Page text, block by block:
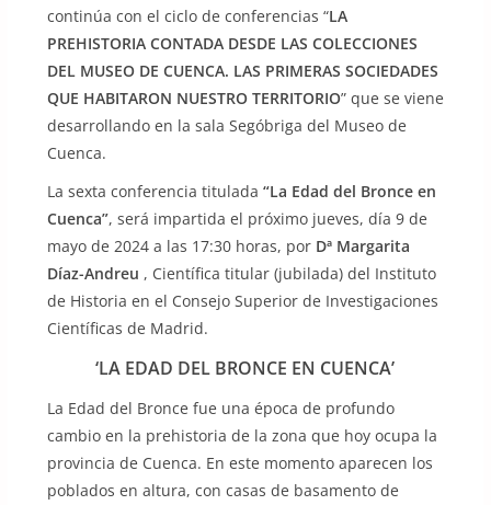
continúa con el ciclo de conferencias “LA
PREHISTORIA CONTADA DESDE LAS COLECCIONES
DEL MUSEO DE CUENCA. LAS PRIMERAS SOCIEDADES
QUE HABITARON NUESTRO TERRITORIO” que se viene
desarrollando en la sala Segóbriga del Museo de
Cuenca.
La sexta conferencia titulada “La Edad del Bronce en
Cuenca”, será impartida el próximo jueves, día 9 de
mayo de 2024 a las 17:30 horas, por Dª Margarita
Díaz-Andreu , Científica titular (jubilada) del Instituto
de Historia en el Consejo Superior de Investigaciones
Científicas de Madrid.
‘LA EDAD DEL BRONCE EN CUENCA’
La Edad del Bronce fue una época de profundo
cambio en la prehistoria de la zona que hoy ocupa la
provincia de Cuenca. En este momento aparecen los
poblados en altura, con casas de basamento de